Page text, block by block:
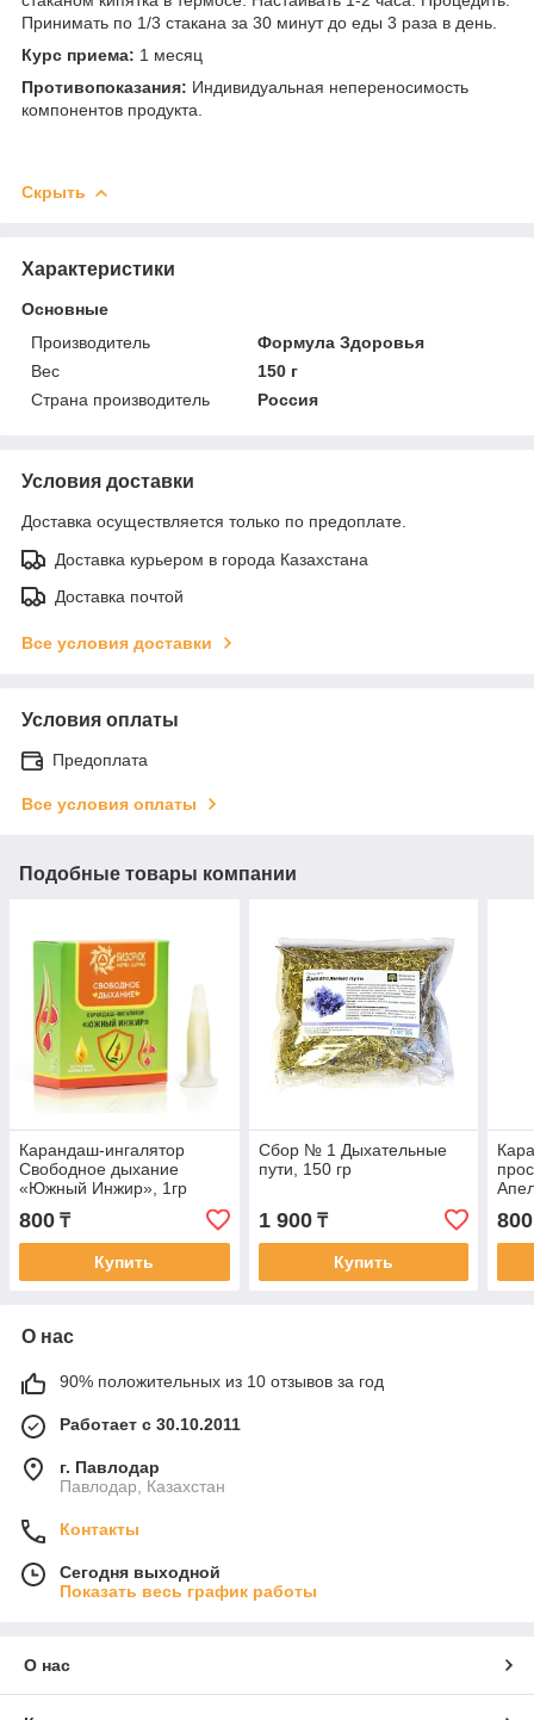
Принимать по 1/3 стакана за 30 минут до еды 3 раза в день.
Курс приема: 1 месяц
Противопоказания: Индивидуальная непереносимость
компонентов продукта.
Скрыть
Характеристики
Основные
Производитель
Формула Здоровья
Вес
150 г
Страна производитель
Россия
Условия доставки
Доставка осуществляется только по предоплате.
Доставка курьером в города Казахстана
Доставка почтой
Все условия доставки
Условия оплаты
Предоплата
Все условия оплаты
Подобные товары компании
Карандаш-ингалятор
Свободное дыхание
«Южный Инжир», 1гр
800 ₸
Купить
Сбор № 1 Дыхательные
пути, 150 гр
1 900₸
Купить
800
О нас
90% положительных из 10 отзывов за год
Работает с 30.10.2011
г. Павлодар
Павлодар, Казахстан
Контакты
Сегодня выходной
Показать весь график работы
О нас